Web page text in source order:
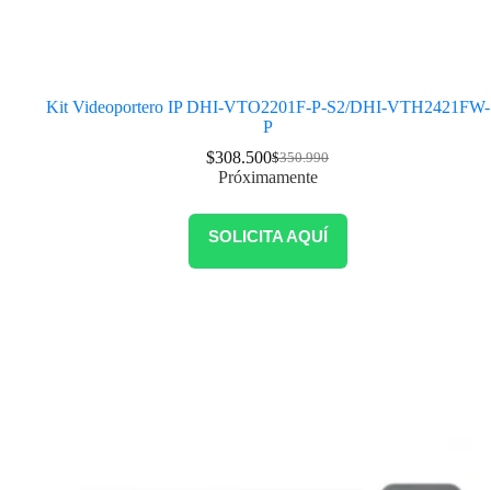
Kit Videoportero IP DHI-VTO2201F-P-S2/DHI-VTH2421FW-
P
$350.990
$308.500
Próximamente
SOLICITA AQUÍ